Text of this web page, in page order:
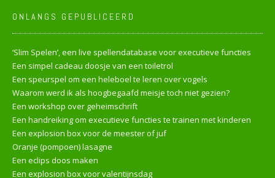
ONLANGS GEPUBLICEERD
‘Slim Spelen’, een live spellendatabase voor executieve functies
Een simpel cadeau doosje van een toiletrol
Een speurspel om een heleboel te leren over vogels
Waarom werd ik als hoogbegaafd meisje toch niet gezien?
Een workshop over geheimschrift
Een handreiking om executieve functies te trainen met kinderen
Een explosion box voor de meester of juf
Oranje (pompoen) lasagne
Een eclips doos maken
Een explosion box voor valentijnsdag